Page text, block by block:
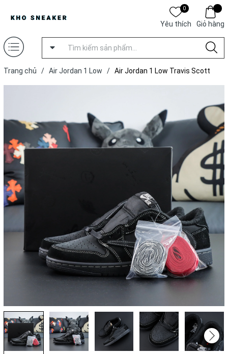
0
Yêu thích Giỏ hàng
Trang chủ / Air Jordan 1 Low / Air Jordan 1 Low Travis Scott